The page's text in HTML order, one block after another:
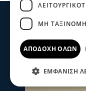
ΜΗ
ΑΠΟΔΟΧΉ ΌΛΩΝ
ΕΜΦΆΝΙΣΗ